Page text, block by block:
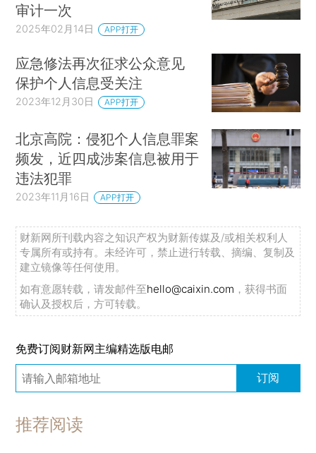
审计一次
2025年02月14日 APP打开
应急修法再次征求公众意见
保护个人信息受关注
2023年12月30日 APP打开
北京高院：侵犯个人信息罪案
频发，近四成涉案信息被用于
违法犯罪
2023年11月16日 APP打开
财新网所刊载内容之知识产权为财新传媒及/或相关权利人
专属所有或持有。未经许可，禁止进行转载、摘编、复制及
建立镜像等任何使用。
如有意愿转载，请发邮件至hello@caixin.com ，获得书面
确认及授权后，方可转载。
免费订阅财新网主编精选版电邮
订阅
推荐阅读